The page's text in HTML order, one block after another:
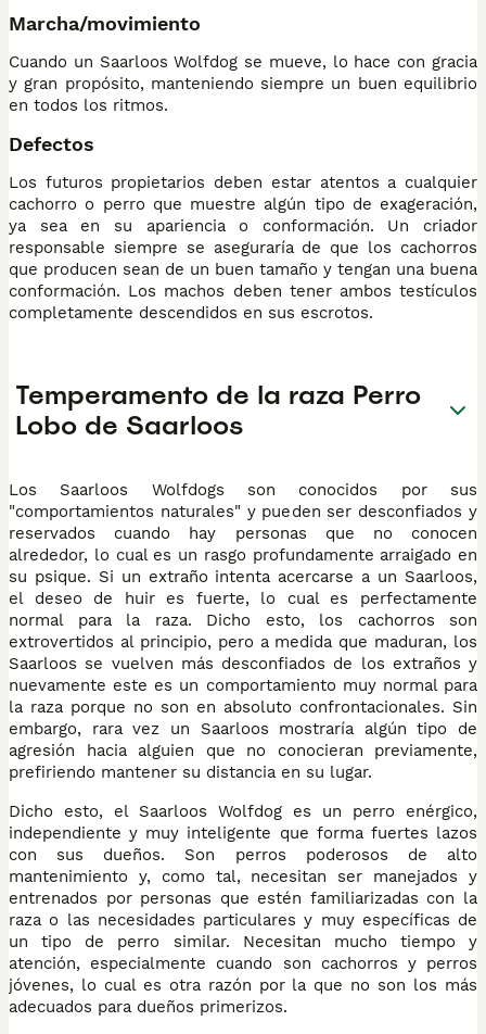
Marcha/movimiento
Cuando un Saarloos Wolfdog se mueve, lo hace con gracia
y gran propósito, manteniendo siempre un buen equilibrio
en todos los ritmos.
Defectos
Los futuros propietarios deben estar atentos a cualquier
cachorro o perro que muestre algún tipo de exageración,
ya sea en su apariencia o conformación. Un criador
responsable siempre se aseguraría de que los cachorros
que producen sean de un buen tamaño y tengan una buena
conformación. Los machos deben tener ambos testículos
completamente descendidos en sus escrotos.
Temperamento de la raza Perro
Lobo de Saarloos
Los Saarloos Wolfdogs son conocidos por sus
"comportamientos naturales" y pueden ser desconfiados y
reservados cuando hay personas que no conocen
alrededor, lo cual es un rasgo profundamente arraigado en
su psique. Si un extraño intenta acercarse a un Saarloos,
el deseo de huir es fuerte, lo cual es perfectamente
normal para la raza. Dicho esto, los cachorros son
extrovertidos al principio, pero a medida que maduran, los
Saarloos se vuelven más desconfiados de los extraños y
nuevamente este es un comportamiento muy normal para
la raza porque no son en absoluto confrontacionales. Sin
embargo, rara vez un Saarloos mostraría algún tipo de
agresión hacia alguien que no conocieran previamente,
prefiriendo mantener su distancia en su lugar.
Dicho esto, el Saarloos Wolfdog es un perro enérgico,
independiente y muy inteligente que forma fuertes lazos
con sus dueños. Son perros poderosos de alto
mantenimiento y, como tal, necesitan ser manejados y
entrenados por personas que estén familiarizadas con la
raza o las necesidades particulares y muy específicas de
un tipo de perro similar. Necesitan mucho tiempo y
atención, especialmente cuando son cachorros y perros
jóvenes, lo cual es otra razón por la que no son los más
adecuados para dueños primerizos.